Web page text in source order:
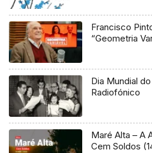
Francisco
“Geometria
Dia Mundial
Radiofónico
Maré Alta – A
Cem Soldos